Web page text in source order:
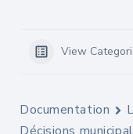
View
Documentation